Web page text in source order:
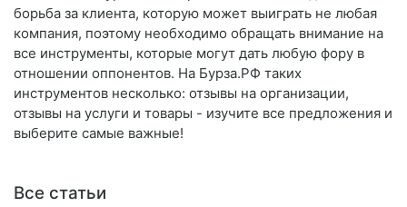
борьба за клиента, которую может выиграть не любая
компания, поэтому необходимо обращать внимание на
все инструменты, которые могут дать любую фору в
отношении оппонентов. На Бурза.РФ таких
инструментов несколько: отзывы на организации,
отзывы на услуги и товары - изучите все предложения и
выберите самые важные!
Все статьи